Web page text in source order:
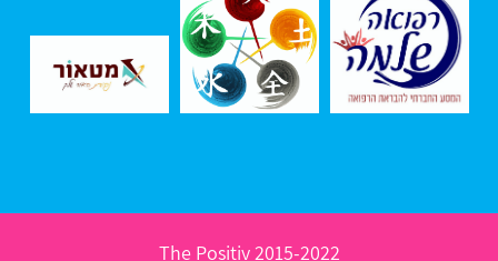
2015-2022 The Positiv